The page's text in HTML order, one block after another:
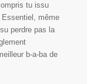
tu issu
même
perdre pas la
b-a-ba de